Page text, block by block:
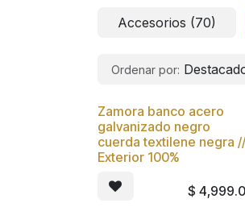
Accesorios (70)
Ordenar por:
Nuevo
Zamora banco acero
galvanizado negro
cuerda textilene negra //
Exterior 100%
$